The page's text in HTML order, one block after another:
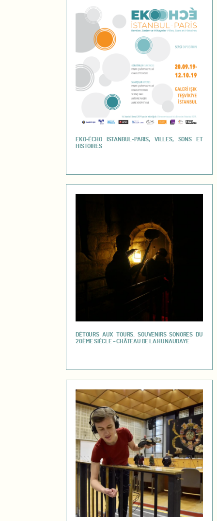
EKO-ÉCHO ISTANBUL-PARIS, VILLES, SONS ET
HISTOIRES
DÉTOURS AUX TOURS. SOUVENIRS SONORES DU
20ÈME SIÈCLE – CHÂTEAU DE LA HUNAUDAYE